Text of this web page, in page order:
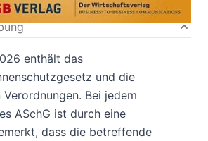
enthält das
und die
Bei jedem
ASchG ist durch eine
dass die betreffende